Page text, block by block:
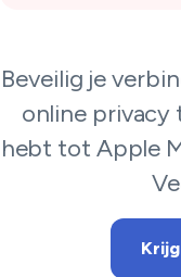
Beveilig je
online privacy
hebt tot Apple